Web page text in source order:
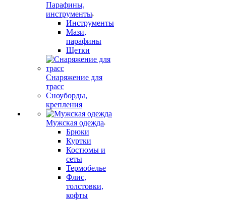
Парафины,
инструменты
Инструменты
Мази,
парафины
Щетки
Снаряжение для
трасс
Сноуборды,
крепления
Мужская одежда
Брюки
Куртки
Костюмы и
сеты
Термобелье
Флис,
толстовки,
кофты